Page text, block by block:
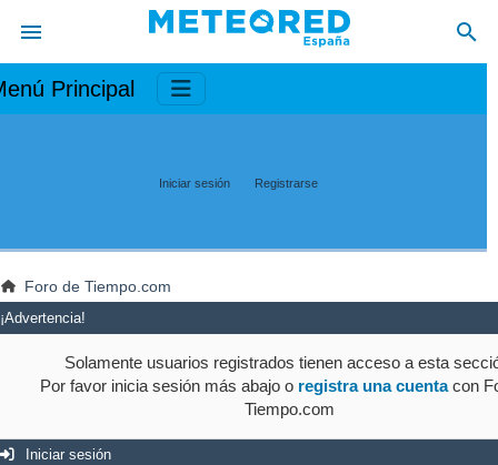
Principal
Iniciar sesión Registrarse
Foro de Tiempo.com
¡Advertencia!
Solamente usuarios registrados tienen acceso a esta
Por favor inicia sesión más abajo o registra una cuentacon
Tiempo.com
Iniciar sesión